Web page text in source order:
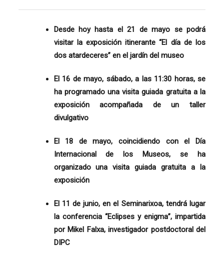
Desde hoy hasta el 21 de mayo se podrá
visitar la exposición itinerante “El día de los
dos atardeceres” en el jardín del museo
El 16 de mayo, sábado, a las 11:30 horas, se
ha programado una visita guiada gratuita a la
exposición acompañada de un taller
divulgativo
El 18 de mayo, coincidiendo con el Día
Internacional de los Museos, se ha
organizado una visita guiada gratuita a la
exposición
El 11 de junio, en el Seminarixoa, tendrá lugar
la conferencia “Eclipses y enigma”, impartida
por Mikel Falxa, investigador postdoctoral del
DIPC